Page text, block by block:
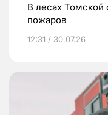
В лесах Томской
пожаров
12:31 / 30.07.26